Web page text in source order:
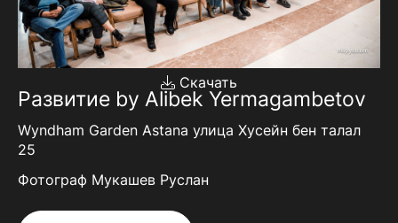
Скачать
Развитие by Alibek Yermagambetov
Wyndham Garden Astana улица Хусейн бен талал
25
Фотограф Мукашев Руслан